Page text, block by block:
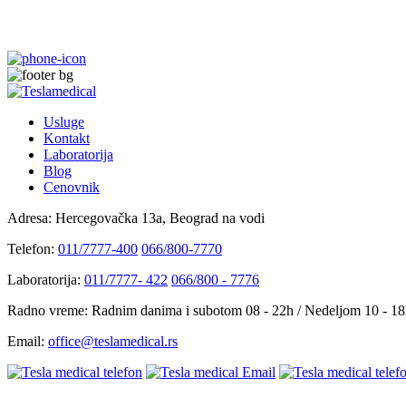
Usluge
Kontakt
Laboratorija
Blog
Cenovnik
Adresa: Hercegovačka 13a, Beograd na vodi
Telefon: 011/7777-400 066/800-7770
Laboratorija: 011/7777- 422 066/800 - 7776
Radno vreme: Radnim danima i subotom 08 - 22h / Nedeljom 10 -
Email: office@teslamedical.rs